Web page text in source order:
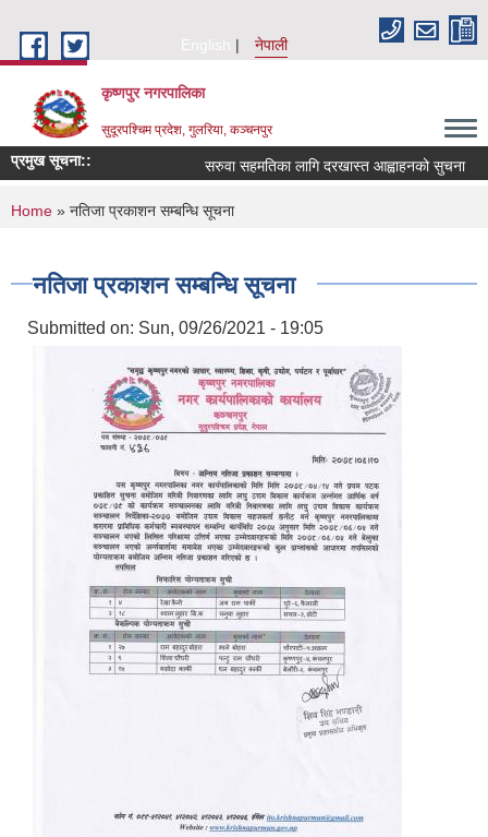
English
नेपाली
कृष्णपुर नगरपालिका
सुदूरपश्चिम प्रदेश, गुलरिया, कञ्चनपुर
प्रमुख सूचना:: सरुवा सहमतिका लागि दरखास्त आह्वाहनको सुचना
You are here
Home » नतिजा प्रकाशन सम्बन्धि सूचना
नतिजा प्रकाशन सम्बन्धि सूचना
Submitted on: Sun, 09/26/2021 - 19:05